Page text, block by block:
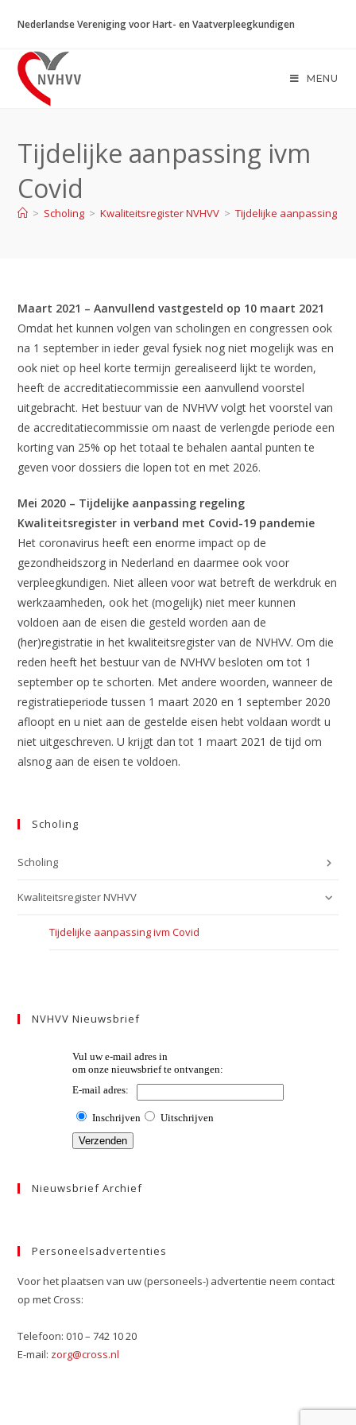
naar
inhoud
Nederlandse Vereniging voor Hart- en Vaatverpleegkundigen
MENU
Tijdelijke aanpassing ivm
Covid
> Scholing > Kwaliteitsregister NVHVV > Tijdelijke aanpassing
Maart 2021 – Aanvullend vastgesteld op 10 maart 2021
Omdat het kunnen volgen van scholingen en congressen ook
na 1 september in ieder geval fysiek nog niet mogelijk was en
ook niet op heel korte termijn gerealiseerd lijkt te worden,
heeft de accreditatiecommissie een aanvullend voorstel
uitgebracht. Het bestuur van de NVHVV volgt het voorstel van
de accreditatiecommissie om naast de verlengde periode een
korting van 25% op het totaal te behalen aantal punten te
geven voor dossiers die lopen tot en met 2026.
Mei 2020 – Tijdelijke aanpassing regeling
Kwaliteitsregister in verband met Covid-19 pandemie
Het coronavirus heeft een enorme impact op de
gezondheidszorg in Nederland en daarmee ook voor
verpleegkundigen. Niet alleen voor wat betreft de werkdruk en
werkzaamheden, ook het (mogelijk) niet meer kunnen
voldoen aan de eisen die gesteld worden aan de
(her)registratie in het kwaliteitsregister van de NVHVV. Om die
reden heeft het bestuur van de NVHVV besloten om tot 1
september op te schorten. Met andere woorden, wanneer de
registratieperiode tussen 1 maart 2020 en 1 september 2020
afloopt en u niet aan de gestelde eisen hebt voldaan wordt u
niet uitgeschreven. U krijgt dan tot 1 maart 2021 de tijd om
alsnog aan de eisen te voldoen.
Scholing
Scholing
Kwaliteitsregister NVHVV
Tijdelijke aanpassing ivm Covid
NVHVV Nieuwsbrief
Nieuwsbrief Archief
Personeelsadvertenties
Voor het plaatsen van uw (personeels-) advertentie neem contact
op met Cross:
Telefoon: 010 – 742 10 20
E-mail: zorg@cross.nl